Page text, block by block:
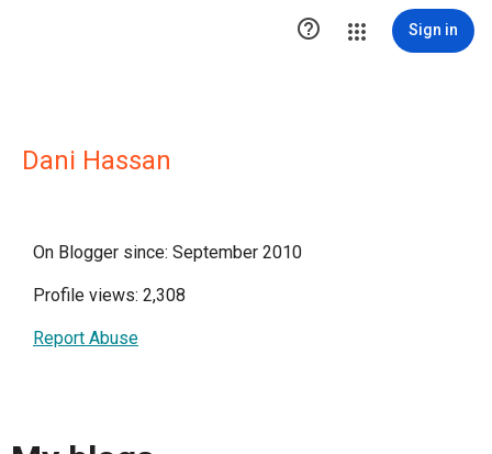
 Sign in
Dani Hassan
On Blogger since: September 2010
Profile views: 2,308
Report Abuse